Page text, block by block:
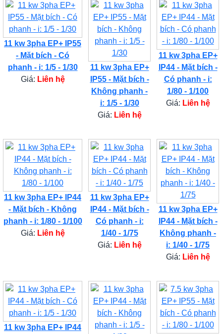
11 kw 3pha EP+ IP55
- Mặt bích - Có
phanh - i: 1/5 - 1/30
Giá: Liên hệ
11 kw 3pha EP+
IP55 - Mặt bích -
Không phanh -
i: 1/5 - 1/30
Giá: Liên hệ
11 kw 3pha EP+
IP44 - Mặt bích -
Có phanh - i:
1/80 - 1/100
Giá: Liên hệ
11 kw 3pha EP+ IP44
- Mặt bích - Không
phanh - i: 1/80 - 1/100
Giá: Liên hệ
11 kw 3pha EP+
IP44 - Mặt bích -
Có phanh - i:
1/40 - 1/75
Giá: Liên hệ
11 kw 3pha EP+
IP44 - Mặt bích -
Không phanh -
i: 1/40 - 1/75
Giá: Liên hệ
11 kw 3pha EP+ IP44